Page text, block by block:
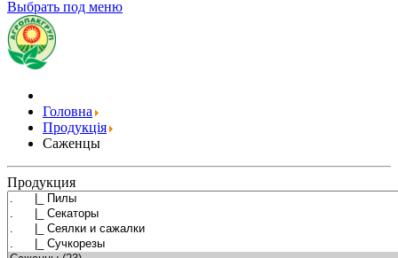
Выбрать под меню
Головна
Продукція
Саженцы
Продукция